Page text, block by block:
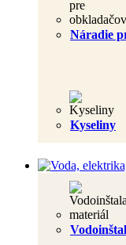
Náradie
Kyseliny